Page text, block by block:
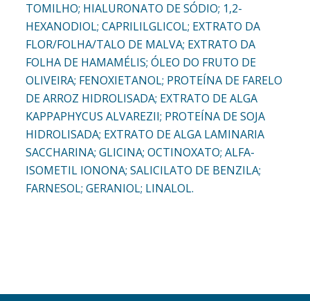
TOMILHO; HIALURONATO DE SÓDIO; 1,2-
HEXANODIOL; CAPRILILGLICOL; EXTRATO DA
FLOR/FOLHA/TALO DE MALVA; EXTRATO DA
FOLHA DE HAMAMÉLIS; ÓLEO DO FRUTO DE
OLIVEIRA; FENOXIETANOL; PROTEÍNA DE FARELO
DE ARROZ HIDROLISADA; EXTRATO DE ALGA
KAPPAPHYCUS ALVAREZII; PROTEÍNA DE SOJA
HIDROLISADA; EXTRATO DE ALGA LAMINARIA
SACCHARINA; GLICINA; OCTINOXATO; ALFA-
ISOMETIL IONONA; SALICILATO DE BENZILA;
FARNESOL; GERANIOL; LINALOL.